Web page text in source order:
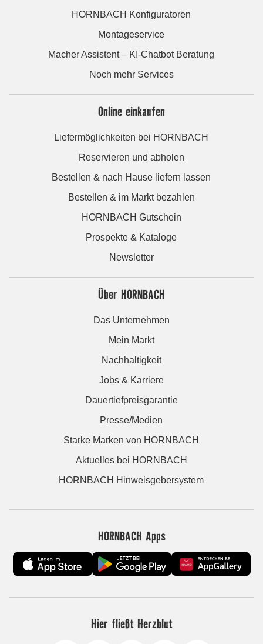
HORNBACH Konfiguratoren
Montageservice
Macher Assistent – KI-Chatbot Beratung
Noch mehr Services
Online einkaufen
Liefermöglichkeiten bei HORNBACH
Reservieren und abholen
Bestellen & nach Hause liefern lassen
Bestellen & im Markt bezahlen
HORNBACH Gutschein
Prospekte & Kataloge
Newsletter
Über HORNBACH
Das Unternehmen
Mein Markt
Nachhaltigkeit
Jobs & Karriere
Dauertiefpreisgarantie
Presse/Medien
Starke Marken von HORNBACH
Aktuelles bei HORNBACH
HORNBACH Hinweisgebersystem
HORNBACH Apps
Hier fließt Herzblut